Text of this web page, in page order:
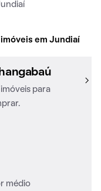
em Jundiaí
para
médio